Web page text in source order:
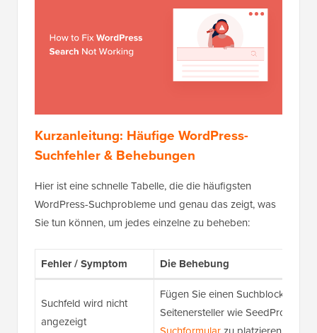
Kurzanleitung: Häufige WordPress-
Suchfehler & Behebungen
Hier ist eine schnelle Tabelle, die die häufigsten
WordPress-Suchprobleme und genau das zeigt, was
Sie tun können, um jedes einzelne zu beheben:
Fehler / Symptom Die Behebung
Suchfeld wird nicht
angezeigt
Fügen Sie einen Suchblock
Seitenersteller wie SeedProd, um